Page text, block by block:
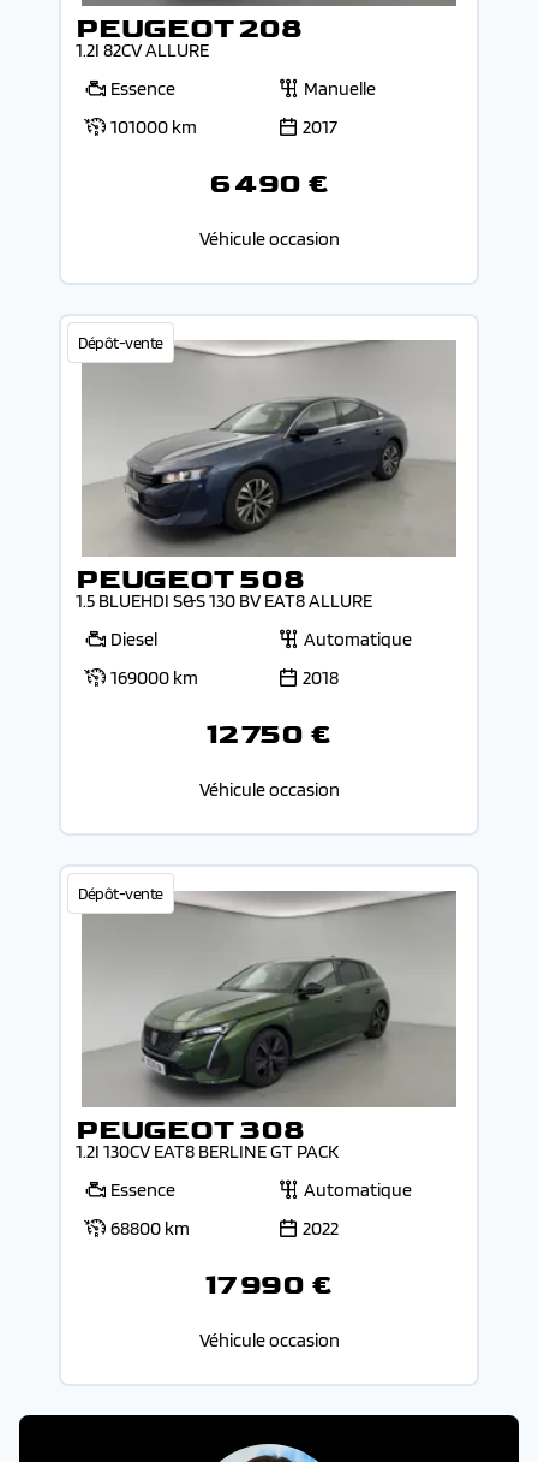
PEUGEOT 208
1.2I 82CV ALLURE
Essence
Manuelle
101000 km
2017
6 490 €
Véhicule occasion
Dépôt-vente
PEUGEOT 508
1.5 BLUEHDI S&S 130 BV EAT8 ALLURE
Diesel
Automatique
169000 km
2018
12 750 €
Véhicule occasion
Dépôt-vente
PEUGEOT 308
1.2I 130CV EAT8 BERLINE GT PACK
Essence
Automatique
68800 km
2022
17 990 €
Véhicule occasion